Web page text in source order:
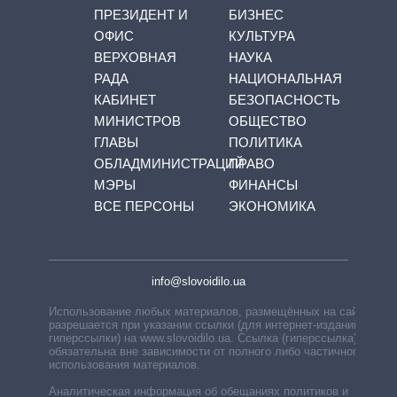
ПРЕЗИДЕНТ И
ОФИС
ВЕРХОВНАЯ
РАДА
КАБИНЕТ
МИНИСТРОВ
ГЛАВЫ
ОБЛАДМИНИСТРАЦИЙ
МЭРЫ
ВСЕ ПЕРСОНЫ
БИЗНЕС
КУЛЬТУРА
НАУКА
НАЦИОНАЛЬНАЯ
БЕЗОПАСНОСТЬ
ОБЩЕСТВО
ПОЛИТИКА
ПРАВО
ФИНАНСЫ
ЭКОНОМИКА
info@slovoidilo.ua
Использование любых материалов, размещённых на сайте,
разрешается при указании ссылки (для интернет-изданий —
гиперссылки) на www.slovoidilo.ua. Ссылка (гиперссылка)
обязательна вне зависимости от полного либо частичного
использования материалов.
Аналитическая информация об обещаниях политиков и